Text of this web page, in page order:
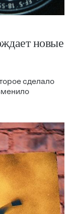
новые
сделало